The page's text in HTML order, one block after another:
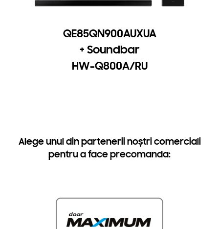
QE85QN900AUXUA
+ Soundbar
HW-Q800A/RU
Alege unul din partenerii noștri comerciali
pentru a face precomanda: